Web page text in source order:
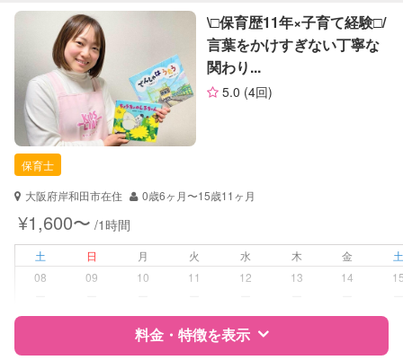
定期予約
お子様の撮影
（定期特典）
対応可能
特徴 料金 レビュー
サポートの特徴
資格
自治体届出済ベビーシッター
対応可能/特徴
子育て経験
病児対応
障がい児対応 対応可否は個別に相談
レッスン 絵・工作レッスン
\□︎保育歴11年×子育て経験□︎/
言葉をかけすぎない丁寧な
関わり...
5.0 (4回)
保育士
大阪府岸和田市在住
0歳6ヶ月〜15歳11ヶ月
¥1,600〜 /1時間
土 日 月 火 水 木 金
08
09 10 11 12 13 14
料金・特徴を表示